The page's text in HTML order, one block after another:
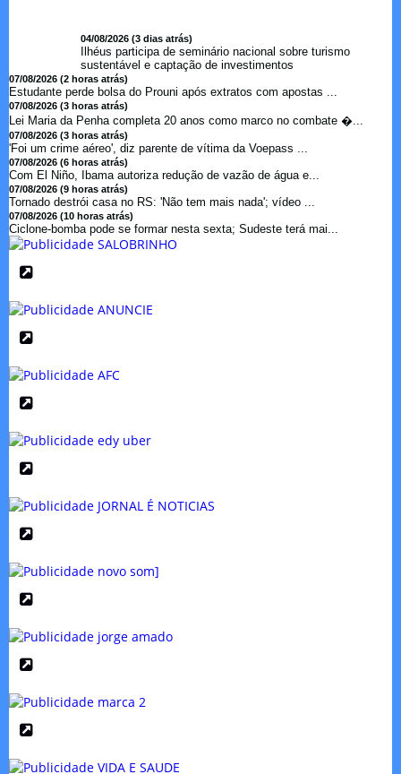
04/08/2026 (3 dias atrás)
Ilhéus participa de seminário nacional sobre turismo
sustentável e captação de investimentos
07/08/2026 (2 horas atrás)
Estudante perde bolsa do Prouni após extratos com apostas ...
07/08/2026 (3 horas atrás)
Lei Maria da Penha completa 20 anos como marco no combate �...
07/08/2026 (3 horas atrás)
'Foi um crime aéreo', diz parente de vítima da Voepass ...
07/08/2026 (6 horas atrás)
Com El Niño, Ibama autoriza redução de vazão de água e...
07/08/2026 (9 horas atrás)
Tornado destrói casa no RS: 'Não tem mais nada'; vídeo ...
07/08/2026 (10 horas atrás)
Ciclone-bomba pode se formar nesta sexta; Sudeste terá mai...